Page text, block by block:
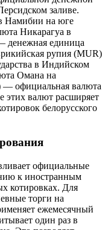
заливе.
Намибии на юге
Никарагуа в
денежная единица
рупия (MUR)
в Индийском
Омана на
— официальная валюта
валют расширяет
белорусского
официальные
к иностранным
котировках. Для
торги на
ежемесячный
один раз в